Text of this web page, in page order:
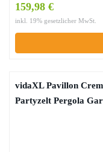
159,98 €
inkl. 19% gesetzlicher MwSt.
vidaXL Pavillon
Partyzelt Pergola